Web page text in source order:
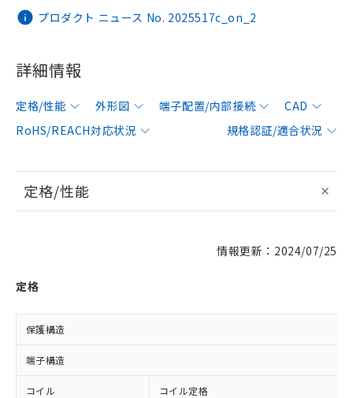
プロダクト ニュース No. 2025517c_on_2
詳細情報
定格/性能 外形図 端子配置/内部接続
CAD
RoHS/REACH対応状況
規格認証/適合状況
定格/性能
情報更新：2024/07/25
定格
保護構造
端子構造
コイル コイル定格